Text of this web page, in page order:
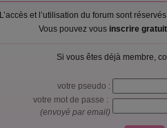
L’accès et l’utilisation du forum sont
Vous pouvez vous inscrire
Si vous êtes déjà membre,
votre pseudo :
votre mot de passe :
(envoyé par email)